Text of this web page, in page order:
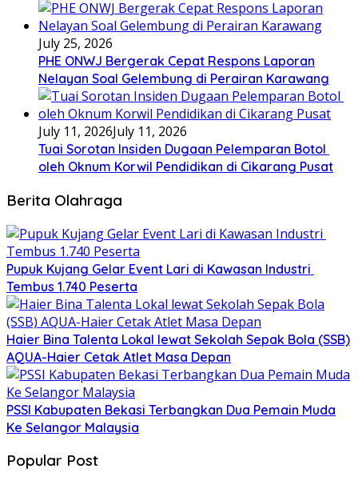
July 25, 2026
PHE ONWJ Bergerak Cepat Respons Laporan
Nelayan Soal Gelembung di Perairan Karawang
July 11, 2026July 11, 2026
Tuai Sorotan Insiden Dugaan Pelemparan Botol
oleh Oknum Korwil Pendidikan di Cikarang Pusat
Berita Olahraga
Pupuk Kujang Gelar Event Lari di Kawasan Industri
Tembus 1.740 Peserta
Haier Bina Talenta Lokal lewat Sekolah Sepak Bola (SSB)
AQUA-Haier Cetak Atlet Masa Depan
PSSI Kabupaten Bekasi Terbangkan Dua Pemain Muda
Ke Selangor Malaysia
Popular Post